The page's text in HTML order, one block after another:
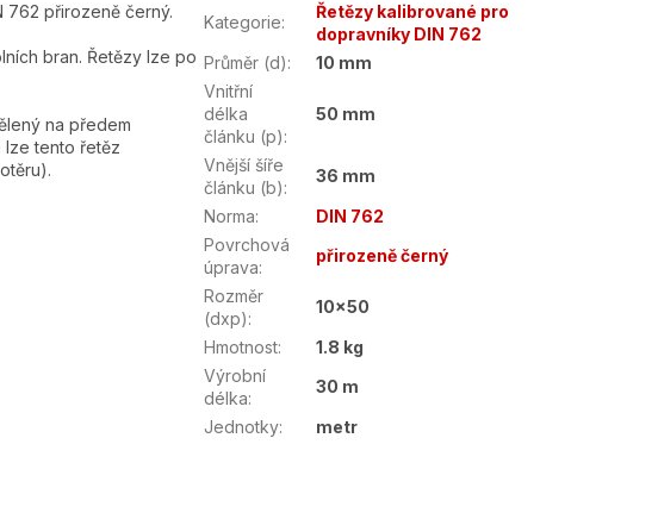
762 přirozeně černý.
bran. Řetězy lze po
na předem
lze tento řetěz
Kategorie:
Řetězy kalibrované pro
dopravníky DIN 762
Průměr (d):
10 mm
Vnitřní
délka
článku (p):
50 mm
Vnější šíře
článku (b):
36 mm
Norma:
DIN 762
Povrchová
úprava:
přirozeně černý
Rozměr
(dxp):
10x50
Hmotnost:
1.8 kg
Výrobní
délka:
30 m
Jednotky: metr